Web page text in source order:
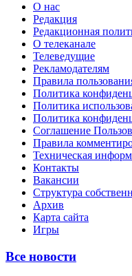
О нас
Редакция
Редакционная
О телеканале
Телеведущие
Рекламодателям
Правила
Политика
Политика
Политика
Соглашение
Правила
Техническая
Контакты
Вакансии
Структура
Архив
Карта сайта
Игры
Все новости